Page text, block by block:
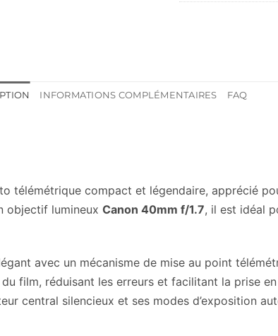
INFORMATIONS COMPLÉMENTAIRES FAQ
télémétrique compact et légendaire, apprécié
objectif lumineux Canon 40mm f/1.7, il est idéal
avec un mécanisme de mise au point
film, réduisant les erreurs et facilitant la prise
central silencieux et ses modes d’exposition